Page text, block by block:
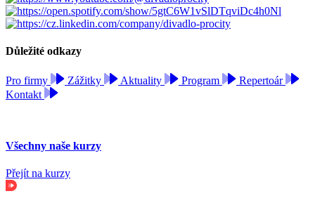
Důležité odkazy
Pro firmy Zážitky Aktuality Program
Repertoár
Kontakt
Všechny naše kurzy
Přejít na kurzy